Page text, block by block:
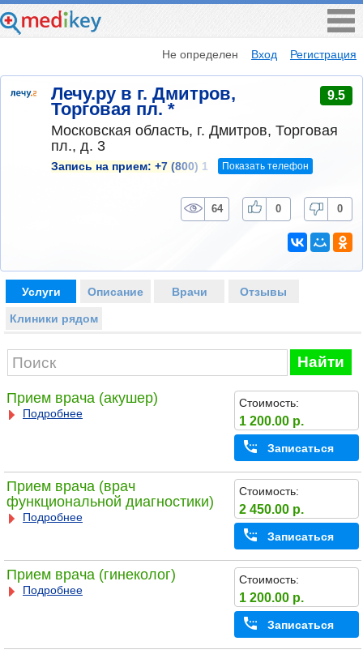
Не определен Вход Регистрация
Лечу.ру в г. Дмитров,
Торговая пл. *
9.5
Московская область, г. Дмитров, Торговая
пл., д. 3
Запись на прием: +7 (800) 1 Показать телефон
64 0 0
Услуги Описание Врачи Отзывы
Клиники рядом
Найти
Прием врача (акушер)
Подробнее
Стоимость:
1 200.00 р.
Записаться
Прием врача (врач
функциональной диагностики)
Подробнее
Стоимость:
2 450.00 р.
Записаться
Прием врача (гинеколог)
Подробнее
Стоимость:
1 200.00 р.
Записаться